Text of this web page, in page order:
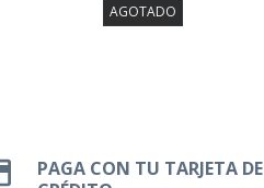
AGOTADO
PAGA CON TU TARJETA DE